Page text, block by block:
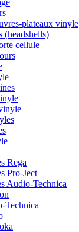
plateaux vinyle
(headshells)
cellule
Rega
Pro-Ject
Audio-Technica
Technica